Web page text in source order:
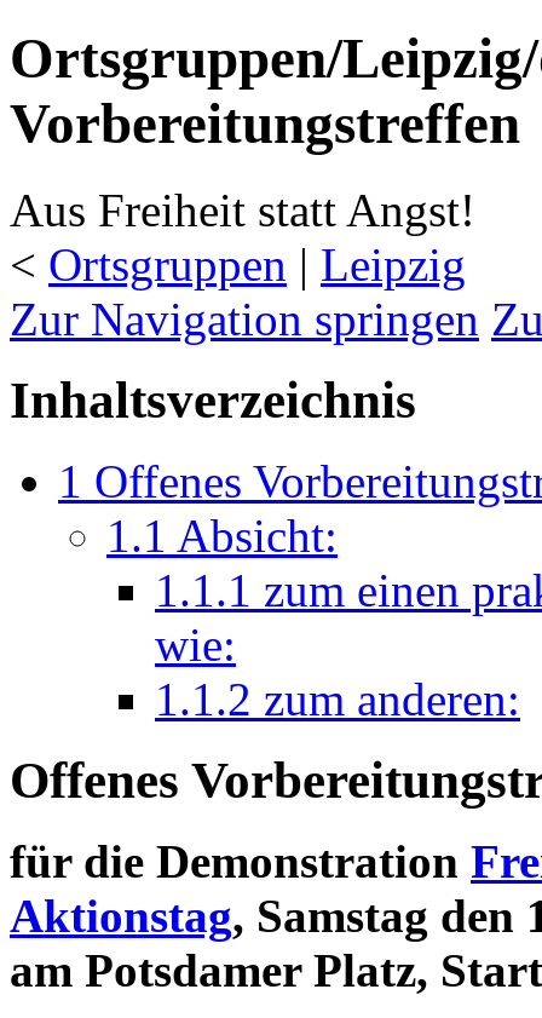
Ortsgruppen/
Vorbereitungstreffen
Aus Freiheit statt Angst!
< Ortsgruppen ‎ | Leipzig
Zur Navigation springen
Inhaltsverzeichnis
1 Offenes
1.1 Absicht:
1.1.1 zum einen
wie:
1.1.2 zum anderen:
Offenes
für die Demonstration
Aktionstag, Samstag den
am Potsdamer Platz,